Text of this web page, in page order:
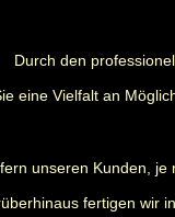
Durch den
eine Vielfalt an
unseren Kunden, je
fertigen wir